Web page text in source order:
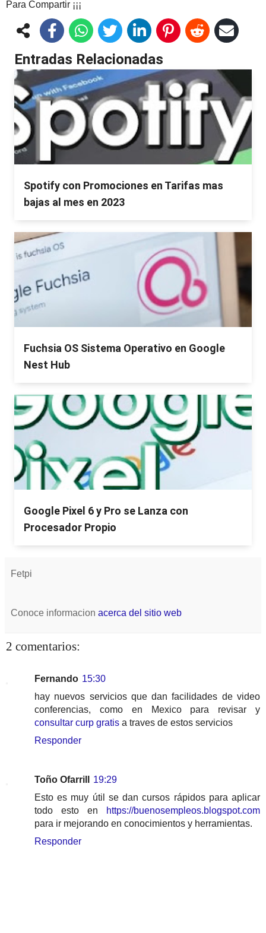
Para Compartir ¡¡¡
Entradas Relacionadas
Spotify con Promociones en Tarifas mas
bajas al mes en 2023
Fuchsia OS Sistema Operativo en Google
Nest Hub
Google Pixel 6 y Pro se Lanza con
Procesador Propio
Fetpi
Conoce informacion acerca del sitio web
2 comentarios:
Fernando 15:30
hay nuevos servicios que dan facilidades de video
conferencias, como en Mexico para revisar y
consultar curp gratis a traves de estos servicios
Responder
Toño Ofarrill
19:29
Esto es muy útil se dan cursos rápidos para aplicar
todo esto en
https://buenosempleos.blogspot.com
para ir mejorando en conocimientos y herramientas.
Responder